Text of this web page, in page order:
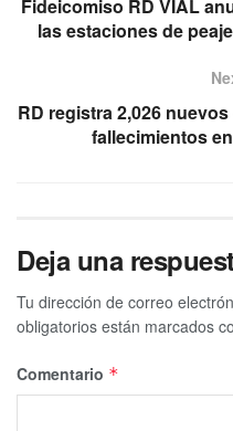
Fideicomiso RD VIAL
las estaciones de
RD registra 2,026
fallecimientos
Deja una
Tu dirección de correo
obligatorios están marcados
Comentario *